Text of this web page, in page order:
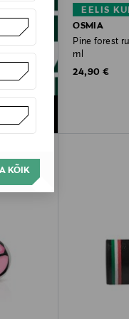
KÕIK
EELIS
OSMIA
Pine forest
ml
Original Price
24,90 €